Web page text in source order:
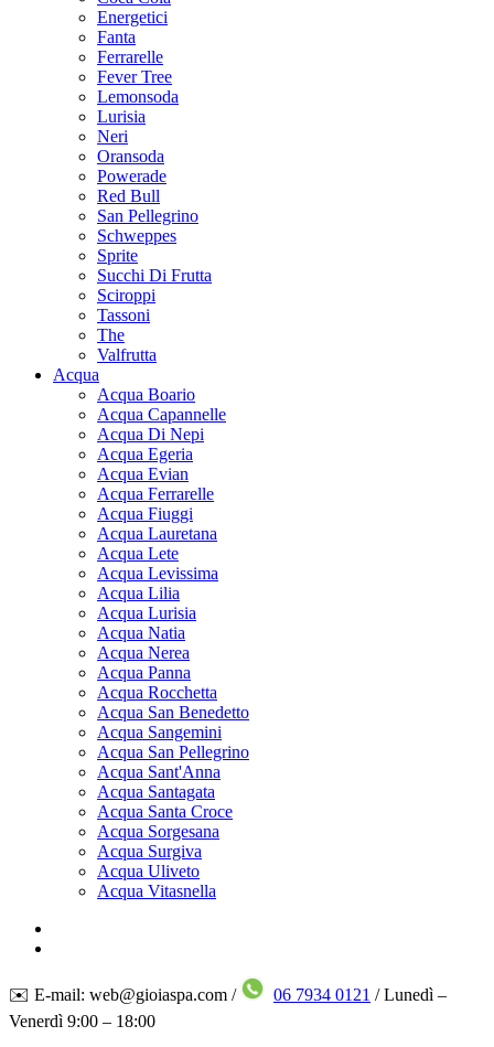
Energetici
Fanta
Ferrarelle
Fever Tree
Lemonsoda
Lurisia
Neri
Oransoda
Powerade
Red Bull
San Pellegrino
Schweppes
Sprite
Succhi Di Frutta
Sciroppi
Tassoni
The
Valfrutta
Acqua
Acqua Boario
Acqua Capannelle
Acqua Di Nepi
Acqua Egeria
Acqua Evian
Acqua Ferrarelle
Acqua Fiuggi
Acqua Lauretana
Acqua Lete
Acqua Levissima
Acqua Lilia
Acqua Lurisia
Acqua Natia
Acqua Nerea
Acqua Panna
Acqua Rocchetta
Acqua San Benedetto
Acqua Sangemini
Acqua San Pellegrino
Acqua Sant'Anna
Acqua Santagata
Acqua Santa Croce
Acqua Sorgesana
Acqua Surgiva
Acqua Uliveto
Acqua Vitasnella
✉️ E-mail: web@gioiaspa.com / 06 7934 0121 / Lunedì –
Venerdì 9:00 – 18:00